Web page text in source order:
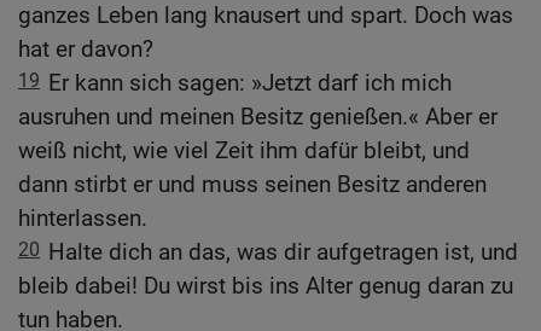
ganzes Leben lang knausert und spart. Doch was
hat er davon?
19 Er kann sich sagen: »Jetzt darf ich mich
ausruhen und meinen Besitz genießen.« Aber er
weiß nicht, wie viel Zeit ihm dafür bleibt, und
dann stirbt er und muss seinen Besitz anderen
hinterlassen.
20 Halte dich an das, was dir aufgetragen ist, und
bleib dabei! Du wirst bis ins Alter genug daran zu
tun haben.